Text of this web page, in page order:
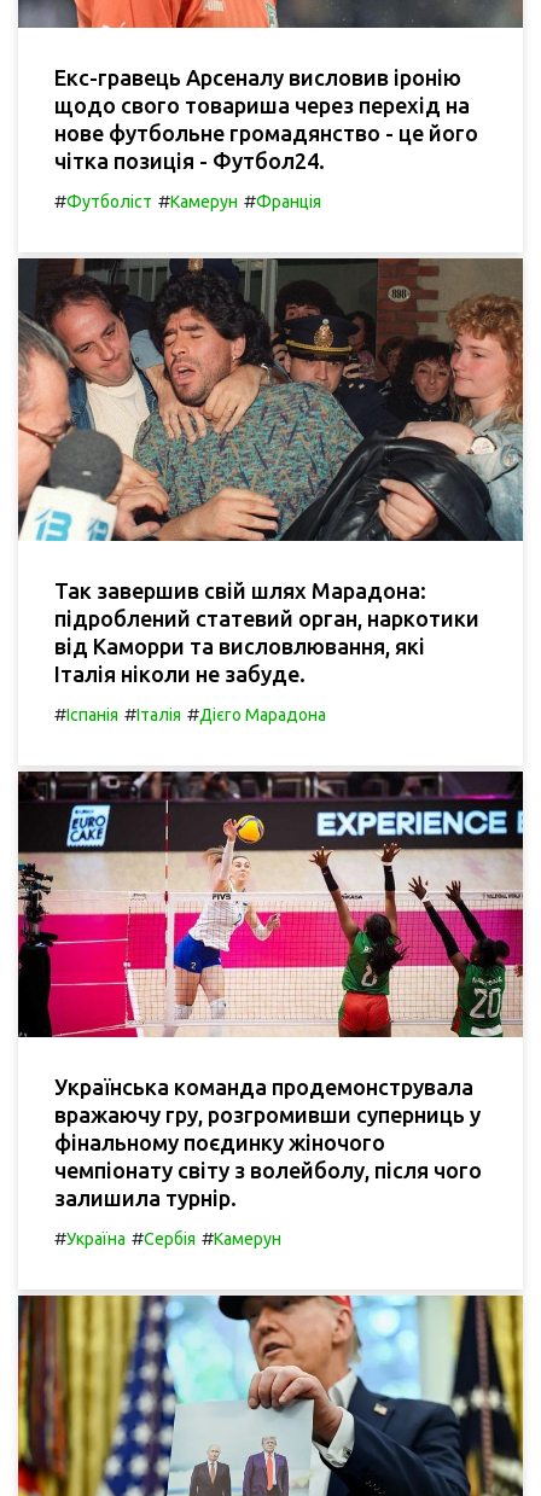
Екс-гравець Арсеналу висловив іронію
щодо свого товариша через перехід на
нове футбольне громадянство - це його
чітка позиція - Футбол24.
#Футболіст #Камерун #Франція
Так завершив свій шлях Марадона:
підроблений статевий орган, наркотики
від Каморри та висловлювання, які
Італія ніколи не забуде.
#Іспанія #Італія #Дієго Марадона
Українська команда продемонструвала
вражаючу гру, розгромивши суперниць у
фінальному поєдинку жіночого
чемпіонату світу з волейболу, після чого
залишила турнір.
#Україна #Сербія #Камерун